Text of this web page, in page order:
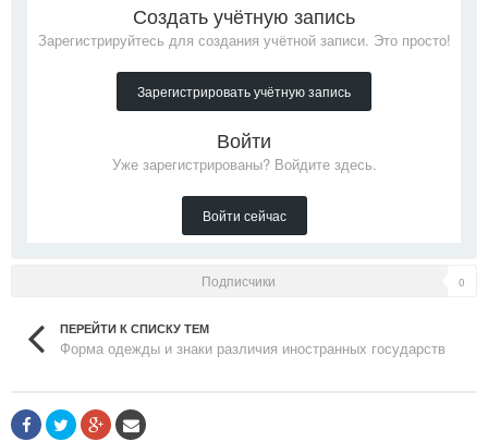
Создать учётную запись
Зарегистрируйтесь для создания учётной записи. Это просто!
Зарегистрировать учётную запись
Войти
Уже зарегистрированы? Войдите здесь.
Войти сейчас
Подписчики 0
ПЕРЕЙТИ К СПИСКУ ТЕМ
Форма одежды и знаки различия иностранных государств